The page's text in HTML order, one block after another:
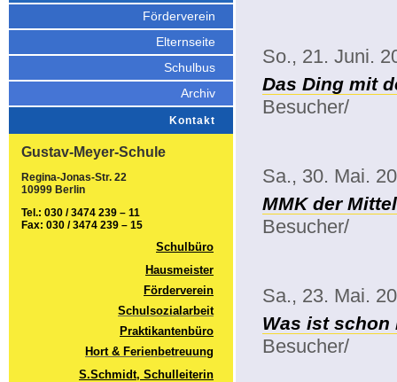
Förderverein
Elternseite
Schulbus
Archiv
Kontakt
Gustav-Meyer-Schule
Regina-Jonas-Str. 22
10999 Berlin
Tel.: 030 / 3474 239 – 11
Fax: 030 / 3474 239 – 15
Schulbüro
Hausmeister
Förderverein
Schulsozialarbeit
Praktikantenbüro
Hort & Ferienbetreuung
S.Schmidt, Schulleiterin
So., 21. Juni.
Das Ding mit
Besucher/
Sa., 30. Mai.
MMK der
Besucher/
Sa., 23. Mai.
Was ist schon
Besucher/